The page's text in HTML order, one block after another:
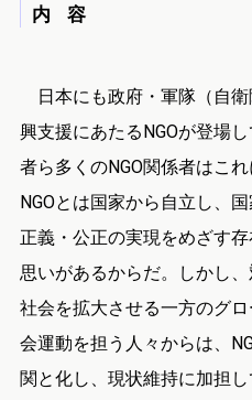
内 容
日本にも政府・軍隊（自
興支援にあたるNGOが登場
者ら多くのNGO関係者はこ
NGOとは国家から自立し、
正義・公正の実現をめざす
思いがあるからだ。しかし
社会を拡大させる一方のグ
会運動を担う人々からは、
関と化し、現状維持に加担